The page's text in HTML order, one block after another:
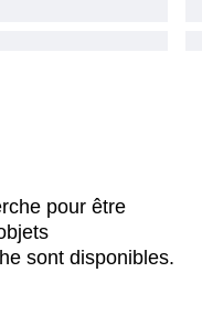
pour être
sont disponibles.